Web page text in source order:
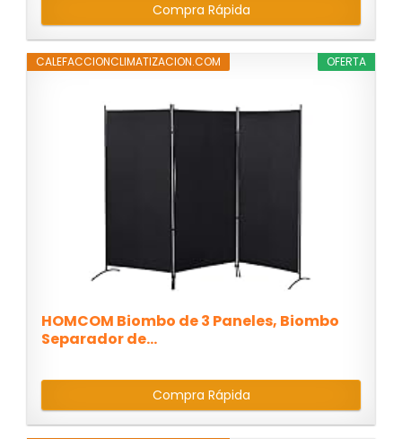
Compra Rápida
OFERTA
CALEFACCIONCLIMATIZACION.COM
HOMCOM Biombo de 3 Paneles, Biombo
Separador de...
Compra Rápida